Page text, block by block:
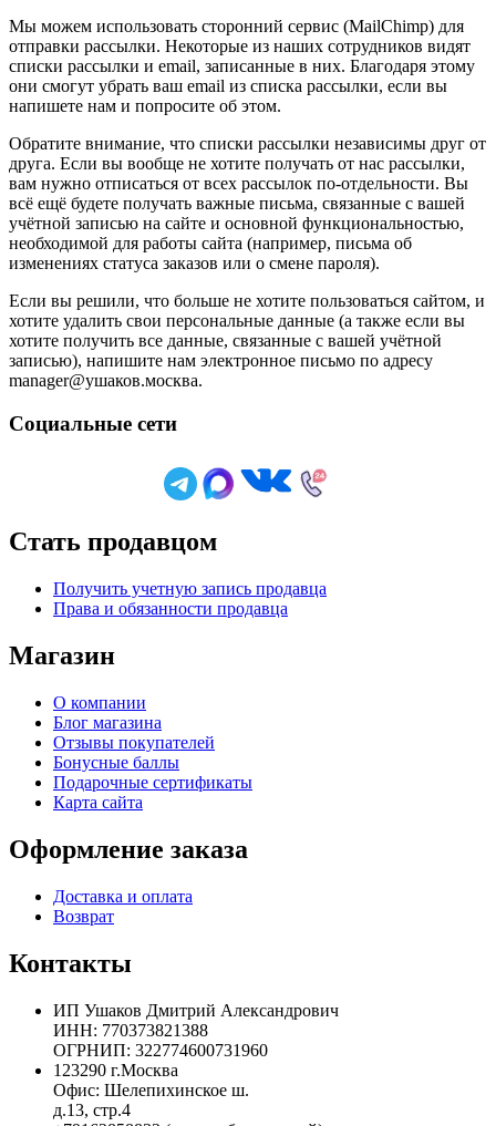
Мы можем использовать сторонний сервис (MailChimp) для
отправки рассылки. Некоторые из наших сотрудников видят
списки рассылки и email, записанные в них. Благодаря этому
они смогут убрать ваш email из списка рассылки, если вы
напишете нам и попросите об этом.
Обратите внимание, что списки рассылки независимы друг от
друга. Если вы вообще не хотите получать от нас рассылки,
вам нужно отписаться от всех рассылок по-отдельности. Вы
всё ещё будете получать важные письма, связанные с вашей
учётной записью на сайте и основной функциональностью,
необходимой для работы сайта (например, письма об
изменениях статуса заказов или о смене пароля).
Если вы решили, что больше не хотите пользоваться сайтом, и
хотите удалить свои персональные данные (а также если вы
хотите получить все данные, связанные с вашей учётной
записью), напишите нам электронное письмо по адресу
manager@ушаков.москва.
Социальные сети
Стать продавцом
Получить учетную запись продавца
Права и обязанности продавца
Магазин
О компании
Блог магазина
Отзывы покупателей
Бонусные баллы
Подарочные сертификаты
Карта сайта
Оформление заказа
Доставка и оплата
Возврат
Контакты
ИП Ушаков Дмитрий Александрович
ИНН: 770373821388
ОГРНИП: 322774600731960
123290 г.Москва
Офис: Шелепихинское ш.
д.13, стр.4